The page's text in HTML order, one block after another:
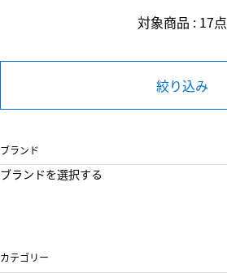
対象商品 : 17点
絞り込み
ブランド
ブランドを選択する
カテゴリー